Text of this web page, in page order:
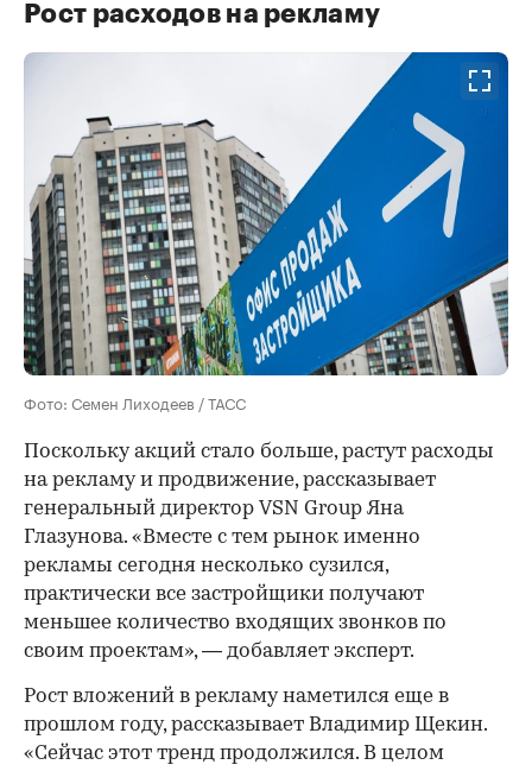
Рост расходов на рекламу
Фото: Семен Лиходеев / ТАСС
Поскольку акций стало больше, растут расходы
на рекламу и продвижение, рассказывает
генеральный директор VSN Group Яна
Глазунова. «Вместе с тем рынок именно
рекламы сегодня несколько сузился,
практически все застройщики получают
меньшее количество входящих звонков по
своим проектам», — добавляет эксперт.
Рост вложений в рекламу наметился еще в
прошлом году, рассказывает Владимир Щекин.
«Сейчас этот тренд продолжился. В целом